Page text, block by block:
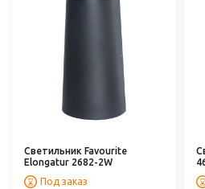
Светильник Favourite
Elongatur 2682-2W
Под заказ